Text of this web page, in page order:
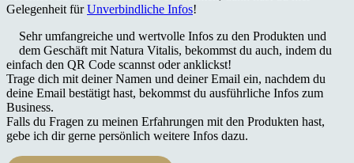
Gelegenheit fürUnverbindliche Infos!
Sehr umfangreiche und wertvolle Infos zu den Produkten und
dem Geschäft mit Natura Vitalis, bekommst du auch, indem du
einfach den QR Code scannst oder anklickst!
Trage dich mit deiner Namen und deiner Email ein, nachdem du
deine Email bestätigt hast, bekommst du ausführliche Infos zum
Business.
Falls du Fragen zu meinen Erfahrungen mit den Produkten hast,
gebe ich dir gerne persönlich weitere Infos dazu.